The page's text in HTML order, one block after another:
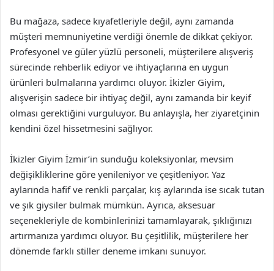
Bu mağaza, sadece kıyafetleriyle değil, aynı zamanda
müşteri memnuniyetine verdiği önemle de dikkat çekiyor.
Profesyonel ve güler yüzlü personeli, müşterilere alışveriş
sürecinde rehberlik ediyor ve ihtiyaçlarına en uygun
ürünleri bulmalarına yardımcı oluyor. İkizler Giyim,
alışverişin sadece bir ihtiyaç değil, aynı zamanda bir keyif
olması gerektiğini vurguluyor. Bu anlayışla, her ziyaretçinin
kendini özel hissetmesini sağlıyor.
İkizler Giyim İzmir’in sunduğu koleksiyonlar, mevsim
değişikliklerine göre yenileniyor ve çeşitleniyor. Yaz
aylarında hafif ve renkli parçalar, kış aylarında ise sıcak tutan
ve şık giysiler bulmak mümkün. Ayrıca, aksesuar
seçenekleriyle de kombinlerinizi tamamlayarak, şıklığınızı
artırmanıza yardımcı oluyor. Bu çeşitlilik, müşterilere her
dönemde farklı stiller deneme imkanı sunuyor.